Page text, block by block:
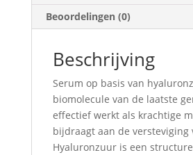
Beoordelingen (0)
Beschrijving
Serum op basis van
biomolecule van de laatste
effectief werkt als krachtige
bijdraagt aan de versteviging
Hyaluronzuur is een